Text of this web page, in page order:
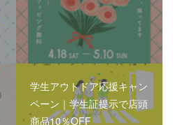
学生アウトドア応援キャン
ペーン｜学生証提示で店頭
商品10％OFF